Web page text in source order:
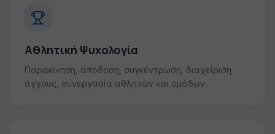
Αθλητική Ψυχολογία
Παρακίνηση, απόδοση, συγκέντρωση, διαχείριση
άγχους, συνεργασία αθλητών και ομάδων.